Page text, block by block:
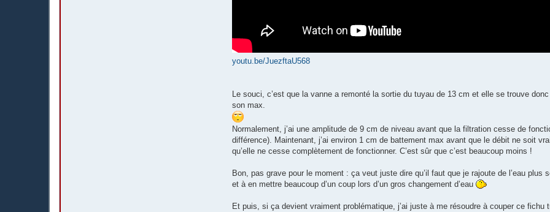
youtu.be/JuezftaU568
Le souci, c’est que la vanne a remonté la sortie du tuyau de 13 cm et elle se trouve
son max.
Normalement, j’ai une amplitude de 9 cm de niveau avant que la filtration cesse de
différence). Maintenant, j’ai environ 1 cm de battement max avant que le débit ne soit
qu’elle ne cesse complètement de fonctionner. C’est sûr que c’est beaucoup moins !
Bon, pas grave pour le moment : ça veut juste dire qu’il faut que je rajoute de l’eau
et à en mettre beaucoup d’un coup lors d’un gros changement d’eau
Et puis, si ça devient vraiment problématique, j’ai juste à me résoudre à couper ce